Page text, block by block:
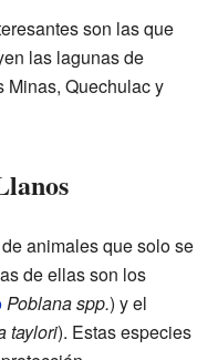
son las que
las lagunas de
Minas, Quechulac y
animales que solo se
de ellas son los
Poblana spp.) y el
taylori). Estas especies